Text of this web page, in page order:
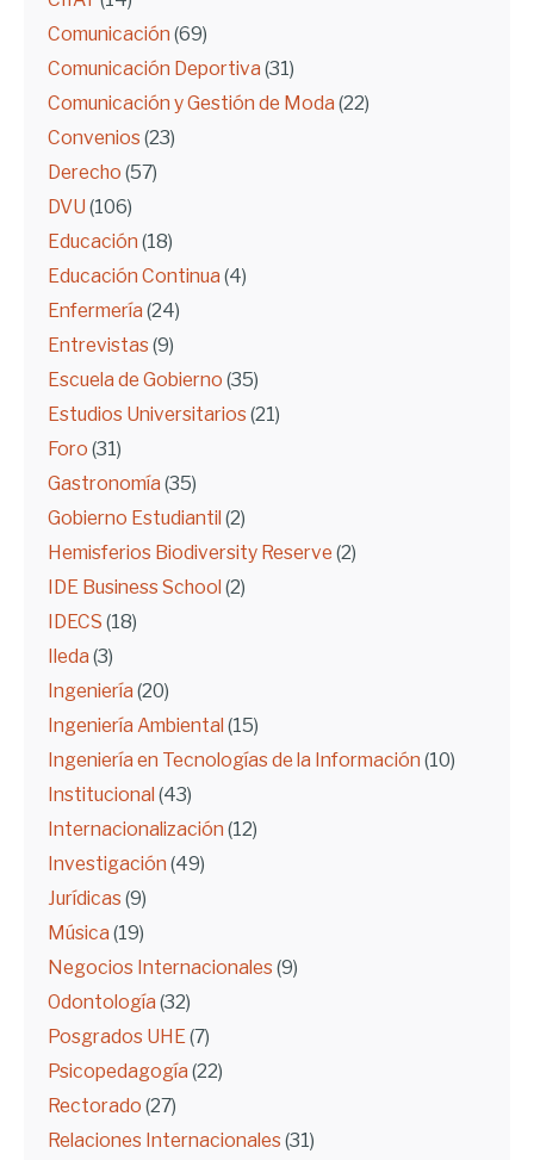
Comunicación (69)
Comunicación Deportiva (31)
Comunicación y Gestión de Moda (22)
Convenios (23)
Derecho (57)
DVU (106)
Educación (18)
Educación Continua (4)
Enfermería (24)
Entrevistas (9)
Escuela de Gobierno (35)
Estudios Universitarios (21)
Foro (31)
Gastronomía (35)
Gobierno Estudiantil (2)
Hemisferios Biodiversity Reserve (2)
IDE Business School (2)
IDECS (18)
Ileda (3)
Ingeniería (20)
Ingeniería Ambiental (15)
Ingeniería en Tecnologías de la Información (10)
Institucional (43)
Internacionalización (12)
Investigación (49)
Jurídicas (9)
Música (19)
Negocios Internacionales (9)
Odontología (32)
Posgrados UHE(7)
Psicopedagogía (22)
Rectorado (27)
Relaciones Internacionales (31)